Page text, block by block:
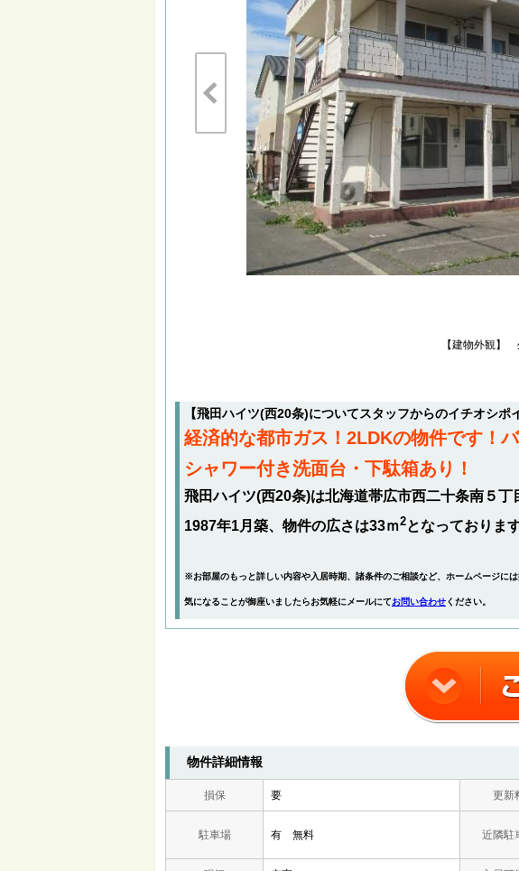
【建物外観】
【飛田ハイツ(西20条)についてスタッフからのイチオシポ
経済的な都市ガス！2LDKの物件です！
シャワー付き洗面台・下駄箱あり！
飛田ハイツ(西20条)は北海道帯広市西二十条南５
1987年1月築、物件の広さは33ｍ2となっております
※お部屋のもっと詳しい内容や入居時期、諸条件のご相談など、ホームページに
気になることが御座いましたらお気軽にメールにてお問い合わせください。
物件詳細情報
損保 要 更新
駐車場 有 無料 近隣駐